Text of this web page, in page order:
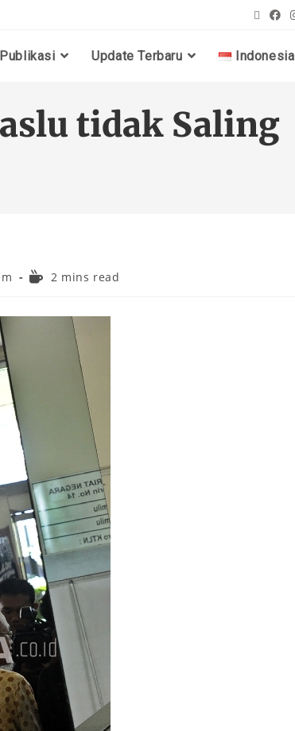
Publikasi Update Terbaru Indonesia
tidak Saling
2 mins read